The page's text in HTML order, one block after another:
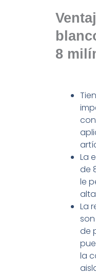
8
La
de
le
La
de
la